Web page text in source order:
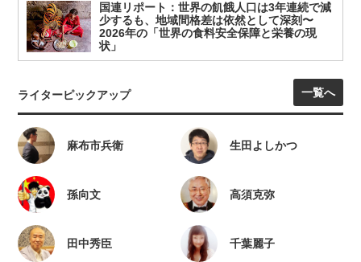
国連リポート：世界の飢餓人口は3年連続で減
少するも、地域間格差は依然として深刻〜
2026年の「世界の食料安全保障と栄養の現
状」
ライターピックアップ 一覧へ
麻布市兵衛 生田よしかつ
孫向文 高須克弥
田中秀臣 千葉麗子